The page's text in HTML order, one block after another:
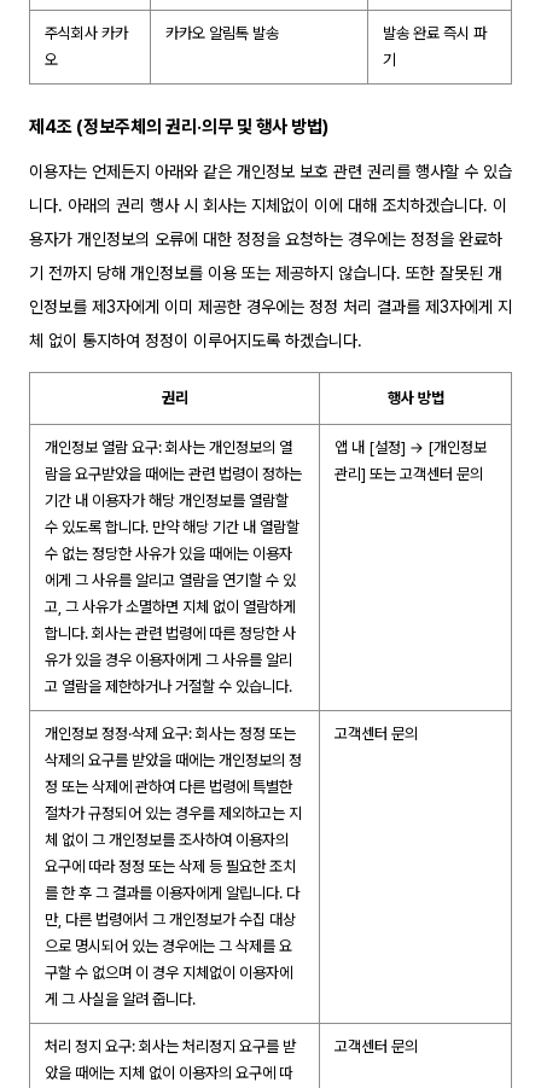
주식회사 카카
오
카카오 알림톡 발송
발송 완료 즉시 파
기
제4조 (정보주체의 권리·의무 및 행사 방법)
이용자는 언제든지 아래와 같은 개인정보 보호 관련 권리를 행사할 수 있습
니다. 아래의 권리 행사 시 회사는 지체없이 이에 대해 조치하겠습니다. 이
용자가 개인정보의 오류에 대한 정정을 요청하는 경우에는 정정을 완료하
기 전까지 당해 개인정보를 이용 또는 제공하지 않습니다. 또한 잘못된 개
인정보를 제3자에게 이미 제공한 경우에는 정정 처리 결과를 제3자에게 지
체 없이 통지하여 정정이 이루어지도록 하겠습니다.
권리 행사 방법
개인정보 열람 요구: 회사는 개인정보의 열
람을 요구받았을 때에는 관련 법령이 정하는
기간 내 이용자가 해당 개인정보를 열람할
수 있도록 합니다. 만약 해당 기간 내 열람할
수 없는 정당한 사유가 있을 때에는 이용자
에게 그 사유를 알리고 열람을 연기할 수 있
고, 그 사유가 소멸하면 지체 없이 열람하게
합니다. 회사는 관련 법령에 따른 정당한 사
유가 있을 경우 이용자에게 그 사유를 알리
고 열람을 제한하거나 거절할 수 있습니다.
앱 내 [설정] → [개인정보
관리] 또는 고객센터 문의
개인정보 정정·삭제 요구: 회사는 정정 또는
삭제의 요구를 받았을 때에는 개인정보의 정
정 또는 삭제에 관하여 다른 법령에 특별한
절차가 규정되어 있는 경우를 제외하고는 지
체 없이 그 개인정보를 조사하여 이용자의
요구에 따라 정정 또는 삭제 등 필요한 조치
를 한 후 그 결과를 이용자에게 알립니다. 다
만, 다른 법령에서 그 개인정보가 수집 대상
으로 명시되어 있는 경우에는 그 삭제를 요
구할 수 없으며 이 경우 지체없이 이용자에
게 그 사실을 알려 줍니다.
고객센터 문의
처리 정지 요구: 회사는 처리정지 요구를 받
았을 때에는 지체 없이 이용자의 요구에 따
고객센터 문의